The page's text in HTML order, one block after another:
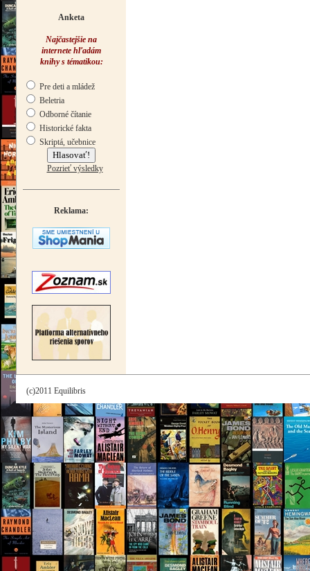
Anketa
Najčastejšie na
internete hľadám
knihy s tématikou:
Pre deti a mládež
Beletria
Odborné čítanie
Historické fakta
Skriptá, učebnice
Pozrieť výsledky
Reklama:
(c)2011 Equilibris